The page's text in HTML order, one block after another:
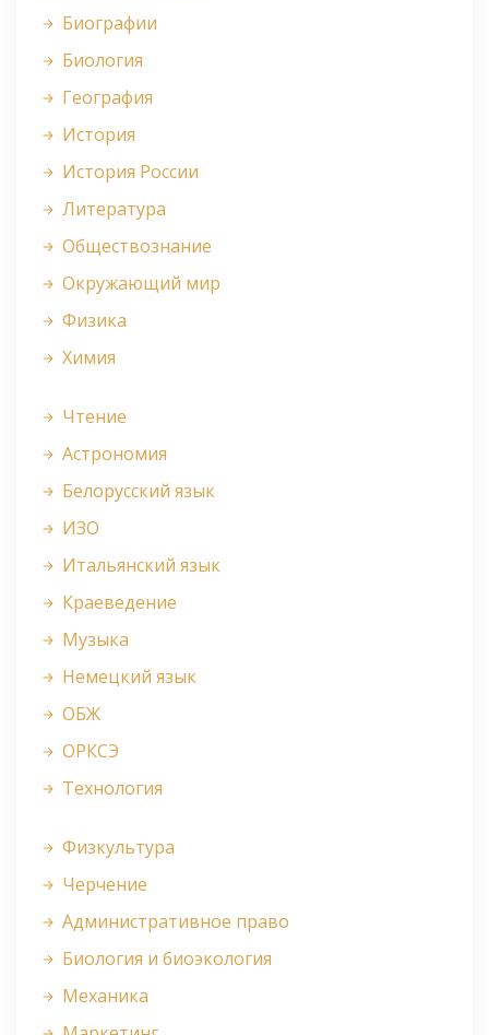
Биографии
Биология
География
История
История России
Литература
Обществознание
Окружающий мир
Физика
Химия
Чтение
Астрономия
Белорусский язык
ИЗО
Итальянский язык
Краеведение
Музыка
Немецкий язык
ОБЖ
ОРКСЭ
Технология
Физкультура
Черчение
Административное право
Биология и биоэкология
Механика